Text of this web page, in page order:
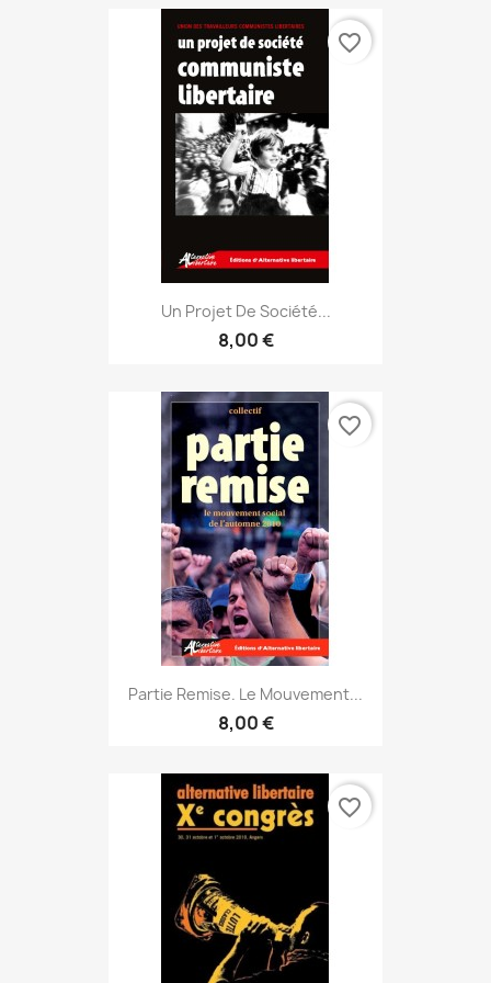
Un Projet De Société...
8,00 €
favorite_border
Partie Remise. Le Mouvement...
8,00 €
favorite_border
favorite_border